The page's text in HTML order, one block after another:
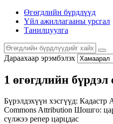
Өгөгдлийн бүрдлүүд
Үйл ажиллагааны урсгал
Танилцуулга
Дараахаар эрэмбэлэх
1 өгөгдлийн бүрдэл
Бүрэлдэхүүн хэсгүүд: Кадастр
Commons Attribution Шошго:
сүлжээ репер царцдас